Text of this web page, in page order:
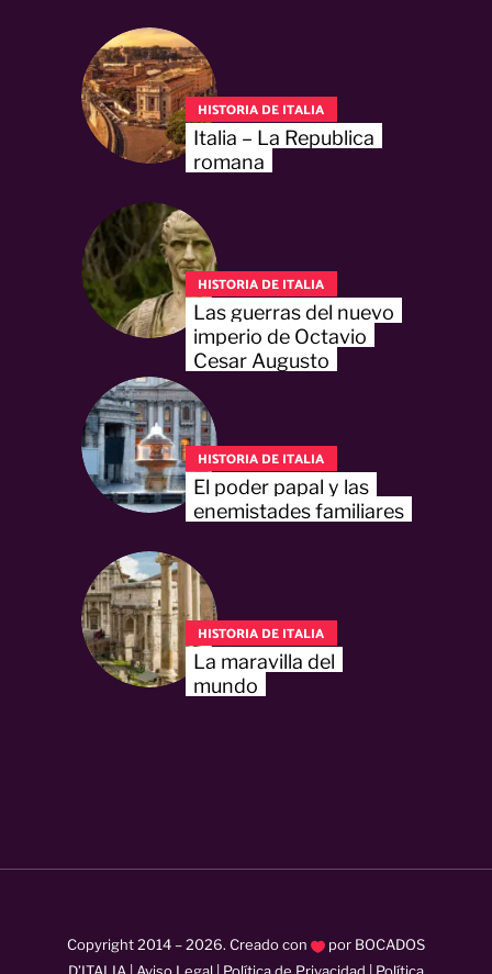
HISTORIA DE ITALIA
Italia – La Republica
romana
HISTORIA DE ITALIA
Las guerras del nuevo
imperio de Octavio
Cesar Augusto
HISTORIA DE ITALIA
El poder papal y las
enemistades familiares
HISTORIA DE ITALIA
La maravilla del
mundo
Copyright 2014 –2026. Creado con por BOCADOS